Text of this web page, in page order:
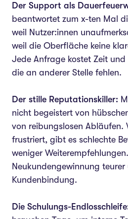
Der Support als
beantwortet zum x-ten Mal
weil Nutzer:innen
weil die Oberfläche keine
Jede Anfrage kostet Zeit und
die an anderer Stelle fehlen.
Der stille Reputationskiller:
nicht begeistert von
von reibungslosen Abläufen.
frustriert, gibt es schlechte
weniger
Neukundengewinnung
Kundenbindung.
Die Schulungs-